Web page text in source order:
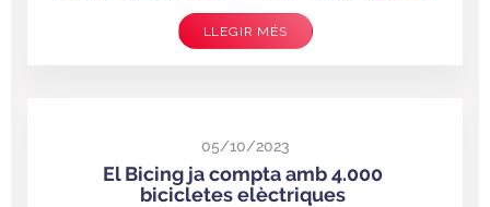
LLEGIR MÉS
05/10/2023
El Bicing ja compta amb 4.000
bicicletes elèctriques